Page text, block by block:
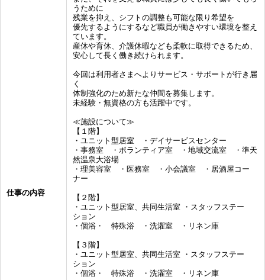
仕事の内容
うために
残業を抑え、シフトの調整も可能な限り希望を
優先するようにするなど職員が働きやすい環境を整え
ています。
産休や育休、介護休暇なども柔軟に取得できるため、
安心して長く働き続けられます。
今回は利用者さまへよりサービス・サポートが行き届
く
体制強化のため新たな仲間を募集します。
未経験・無資格の方も活躍中です。
≪施設について≫
【１階】
・ユニット型居室 ・デイサービスセンター
・事務室 ・ボランティア室 ・地域交流室 ・準天
然温泉大浴場
・理美容室 ・医務室 ・小会議室 ・居酒屋コー
ナー
【２階】
・ユニット型居室、共同生活室 ・スタッフステー
ション
・個浴・ 特殊浴 ・洗濯室 ・リネン庫
【３階】
・ユニット型居室、共同生活室 ・スタッフステー
ション
・個浴・ 特殊浴 ・洗濯室 ・リネン庫